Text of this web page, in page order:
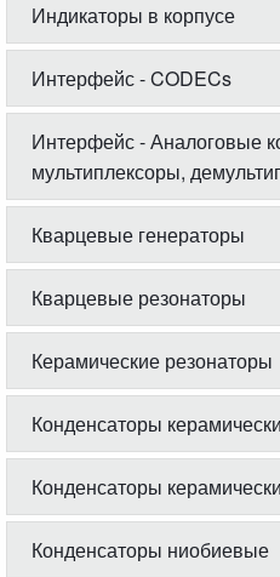
Индикаторы в корпусе
Интерфейс - CODECs
Интерфейс - Аналоговые
мультиплексоры,
Кварцевые генераторы
Кварцевые резонаторы
Керамические резонаторы
Конденсаторы
Конденсаторы
Конденсаторы ниобиевые